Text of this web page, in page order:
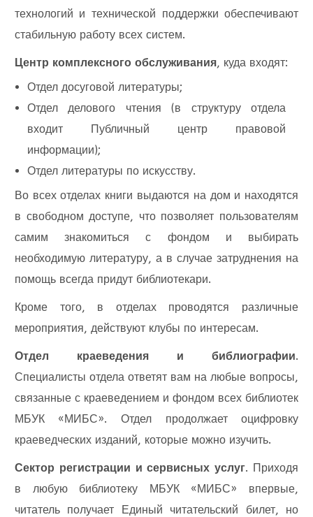
технологий и технической поддержки обеспечивают
стабильную работу всех систем.
Центр комплексного обслуживания, куда входят:
Отдел досуговой литературы;
Отдел делового чтения (в структуру отдела
входит Публичный центр правовой
информации);
Отдел литературы по искусству.
Во всех отделах книги выдаются на дом и находятся
в свободном доступе, что позволяет пользователям
самим знакомиться с фондом и выбирать
необходимую литературу, а в случае затруднения на
помощь всегда придут библиотекари.
Кроме того, в отделах проводятся различные
мероприятия, действуют клубы по интересам.
Отдел краеведения и библиографии.
Специалисты отдела ответят вам на любые вопросы,
связанные с краеведением и фондом всех библиотек
МБУК «МИБС». Отдел продолжает оцифровку
краеведческих изданий, которые можно изучить.
Сектор регистрации и сервисных услуг. Приходя
в любую библиотеку МБУК «МИБС» впервые,
читатель получает Единый читательский билет, но